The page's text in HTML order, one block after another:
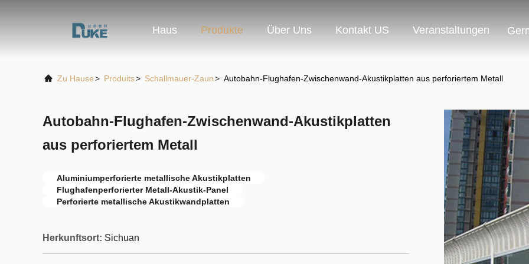
Haus Produkte Über Uns Kontakt US Veranstaltungen
Zu Hause> Produits> Schallmauer-Zaun> Autobahn-Flughafen-Zwischenwand-Akustikplatten aus perforiertem Metall
Autobahn-Flughafen-Zwischenwand-Akustikplatten
aus perforiertem Metall
Aluminiumperforierte metallische Akustikplatten
Flughafenperforierter Metall-Akustik-Panel
Perforierte metallische Akustikwandplatten
Herkunftsort: Sichuan